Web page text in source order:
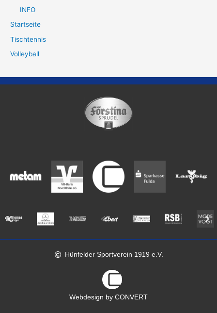
INFO
Startseite
Tischtennis
Volleyball
Hünfelder Sportverein 1919 e.V.
Webdesign by CONVERT